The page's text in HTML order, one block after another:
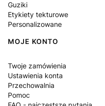
Guziki
Etykiety tekturowe
Personalizowane
MOJE KONTO
Twoje zamówienia
Ustawienia konta
Przechowalnia
Pomoc